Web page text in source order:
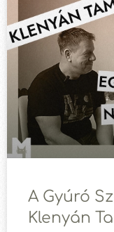
A Gyúró
Klenyán